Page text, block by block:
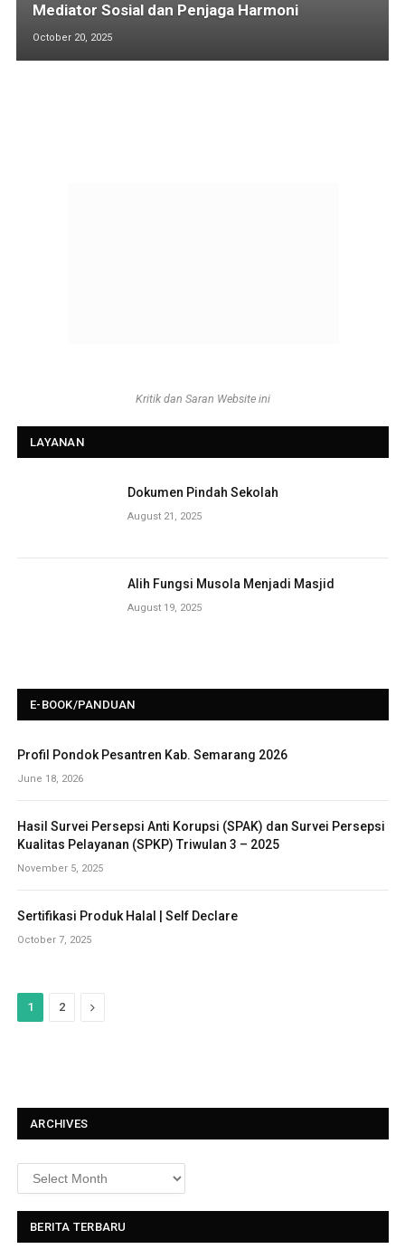
Mediator Sosial dan Penjaga Harmoni
October 20, 2025
Kritik dan Saran Website ini
LAYANAN
Dokumen Pindah Sekolah
August 21, 2025
Alih Fungsi Musola Menjadi Masjid
August 19, 2025
E-BOOK/PANDUAN
Profil Pondok Pesantren Kab. Semarang 2026
June 18, 2026
Hasil Survei Persepsi Anti Korupsi (SPAK) dan Survei Persepsi
Kualitas Pelayanan (SPKP) Triwulan 3 – 2025
November 5, 2025
Sertifikasi Produk Halal | Self Declare
October 7, 2025
1 2
N
ARCHIVES
BERITA TERBARU